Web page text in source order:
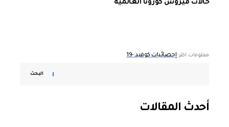
حالات فيروس كورونا العالمية
معلومات اكثر:إحصائيات كوفيد -19
البحث
أحدث المقالات